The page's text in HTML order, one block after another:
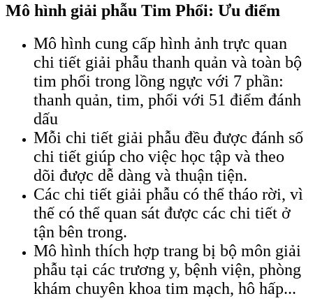
Mô hình giải phẫu Tim Phổi: Ưu điểm
Mô hình cung cấp hình ảnh trực quan
chi tiết giải phẫu thanh quản và toàn bộ
tim phổi trong lồng ngực với 7 phần:
thanh quản, tim, phổi với 51 điểm đánh
dấu
Mỗi chi tiết giải phẫu đều được đánh số
chi tiết giúp cho việc học tập và theo
dõi được dễ dàng và thuận tiện.
Các chi tiết giải phẫu có thể tháo rời, vì
thế có thể quan sát được các chi tiết ở
tận bên trong.
Mô hình thích hợp trang bị bộ môn giải
phẫu tại các trương y, bệnh viện, phòng
khám chuyên khoa tim mạch, hô hấp...